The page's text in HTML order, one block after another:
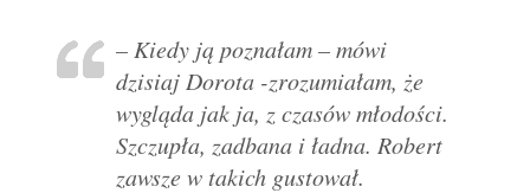
– Kiedy ją poznałam – mówi
dzisiaj Dorota -zrozumiałam, że
wygląda jak ja, z czasów młodości.
Szczupła, zadbana i ładna. Robert
zawsze w takich gustował.